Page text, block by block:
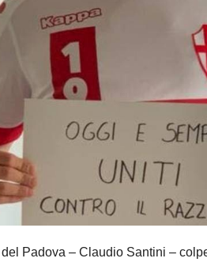
Padova – Claudio Santini –